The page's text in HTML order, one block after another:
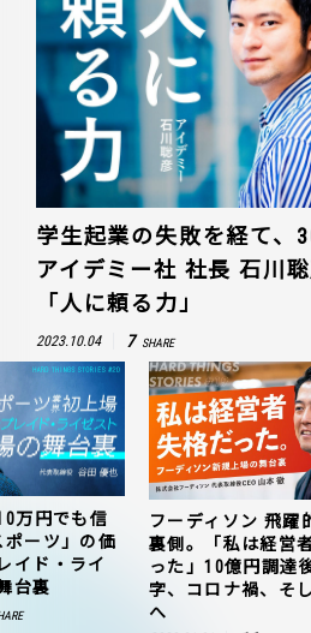
学生起業の失敗を経て、
アイデミー社 社長 石川
「人に頼る力」
2023.10.04 7 SHARE
万円でも信
ーツ」の価
イド・ライ
台裏
フーディソン 飛躍
裏側。「私は経営
った」10億円調達
字、コロナ禍、そ
へ